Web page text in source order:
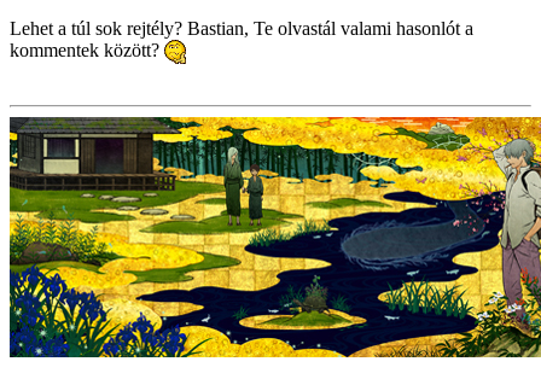
Lehet a túl sok rejtély? Bastian, Te olvastál valami hasonlót a
kommentek között?